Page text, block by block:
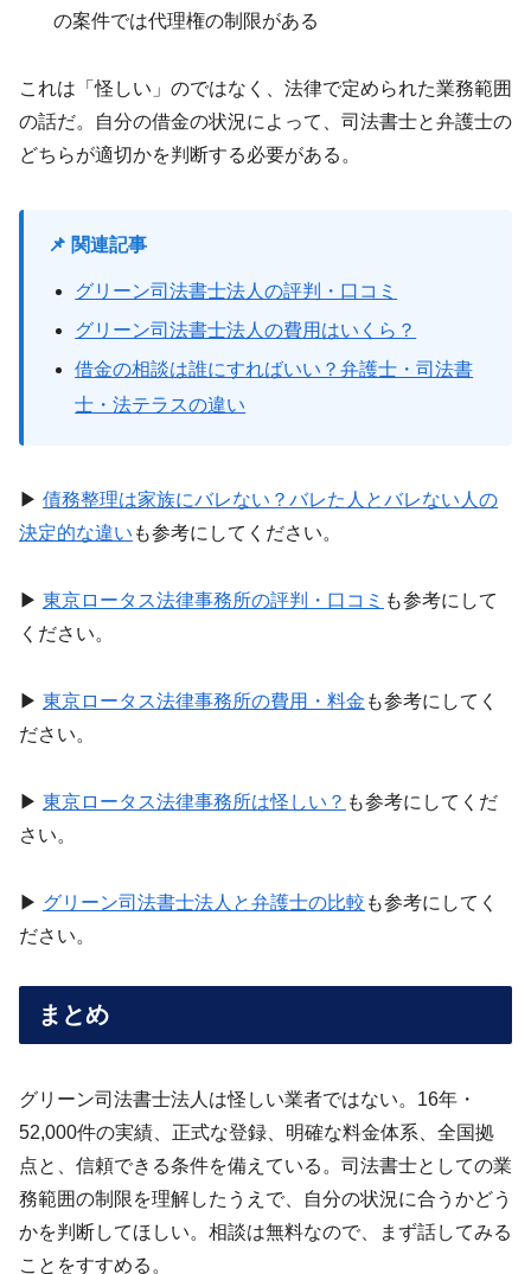
の案件では代理権の制限がある
これは「怪しい」のではなく、法律で定められた業務範囲
の話だ。自分の借金の状況によって、司法書士と弁護士の
どちらが適切かを判断する必要がある。
📌 関連記事
グリーン司法書士法人の評判・口コミ
グリーン司法書士法人の費用はいくら？
借金の相談は誰にすればいい？弁護士・司法書
士・法テラスの違い
▶ 債務整理は家族にバレない？バレた人とバレない人の
決定的な違い も参考にしてください。
▶ 東京ロータス法律事務所の評判・口コミ も参考にして
ください。
▶ 東京ロータス法律事務所の費用・料金 も参考にしてく
ださい。
▶ 東京ロータス法律事務所は怪しい？ も参考にしてくだ
さい。
▶ グリーン司法書士法人と弁護士の比較 も参考にしてく
ださい。
まとめ
グリーン司法書士法人は怪しい業者ではない。16年・
52,000件の実績、正式な登録、明確な料金体系、全国拠
点と、信頼できる条件を備えている。司法書士としての業
務範囲の制限を理解したうえで、自分の状況に合うかどう
かを判断してほしい。相談は無料なので、まず話してみる
ことをすすめる。